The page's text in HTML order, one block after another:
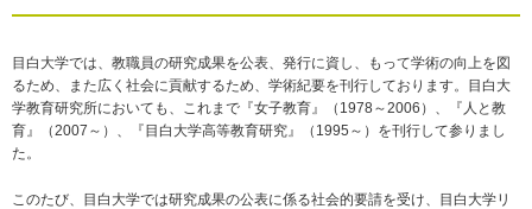
目白大学では、教職員の研究成果を公表、発行に資し、もって学術の向上を図
るため、また広く社会に貢献するため、学術紀要を刊行しております。目白大
学教育研究所においても、これまで『女子教育』（1978～2006）、『人と教
育』（2007～）、『目白大学高等教育研究』（1995～）を刊行して参りまし
た。
このたび、目白大学では研究成果の公表に係る社会的要請を受け、目白大学リ